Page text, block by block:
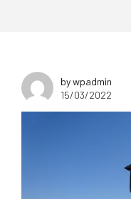
by wpadmin
15/03/2022